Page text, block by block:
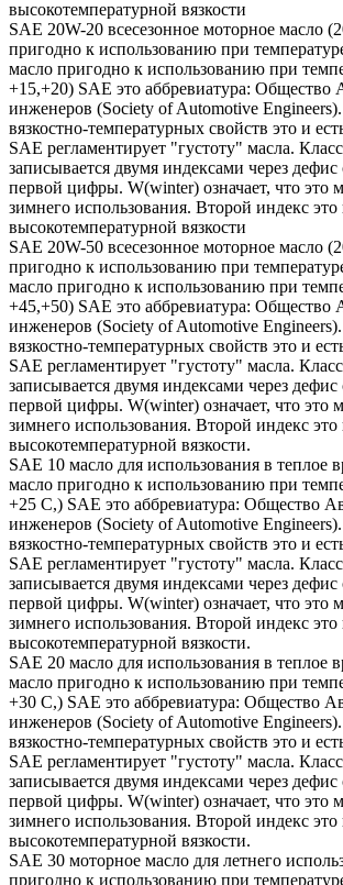
высокотемпературной вязкости
SAE 20W-20 всесезонное моторное масло
пригодно к использованию при
масло пригодно к использованию при
+15,+20) SAE это аббревиатура:
инженеров (Society of Automotive
вязкостно-температурных свойств это и
SAE регламентирует "густоту" масла.
записывается двумя индексами через
первой цифры. W(winter) означает, что это
зимнего использования. Второй индекс это
высокотемпературной вязкости
SAE 20W-50 всесезонное моторное масло
пригодно к использованию при
масло пригодно к использованию при
+45,+50) SAE это аббревиатура:
инженеров (Society of Automotive
вязкостно-температурных свойств это и
SAE регламентирует "густоту" масла.
записывается двумя индексами через
первой цифры. W(winter) означает, что это
зимнего использования. Второй индекс это
высокотемпературной вязкости.
SAE 10 масло для использования в теплое
масло пригодно к использованию при
+25 С,) SAE это аббревиатура: Общество
инженеров (Society of Automotive
вязкостно-температурных свойств это и
SAE регламентирует "густоту" масла.
записывается двумя индексами через
первой цифры. W(winter) означает, что это
зимнего использования. Второй индекс это
высокотемпературной вязкости.
SAE 20 масло для использования в теплое
масло пригодно к использованию при
+30 С,) SAE это аббревиатура: Общество
инженеров (Society of Automotive
вязкостно-температурных свойств это и
SAE регламентирует "густоту" масла.
записывается двумя индексами через
первой цифры. W(winter) означает, что это
зимнего использования. Второй индекс это
высокотемпературной вязкости.
SAE 30 моторное масло для летнего
пригодно к использованию при